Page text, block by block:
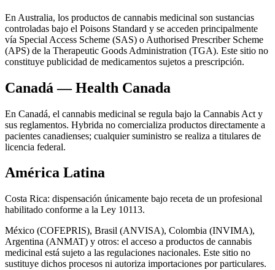
En Australia, los productos de cannabis medicinal son sustancias
controladas bajo el Poisons Standard y se acceden principalmente
vía Special Access Scheme (SAS) o Authorised Prescriber Scheme
(APS) de la Therapeutic Goods Administration (TGA). Este sitio no
constituye publicidad de medicamentos sujetos a prescripción.
Canadá — Health Canada
En Canadá, el cannabis medicinal se regula bajo la Cannabis Act y
sus reglamentos. Hybrida no comercializa productos directamente a
pacientes canadienses; cualquier suministro se realiza a titulares de
licencia federal.
América Latina
Costa Rica: dispensación únicamente bajo receta de un profesional
habilitado conforme a la Ley 10113.
México (COFEPRIS), Brasil (ANVISA), Colombia (INVIMA),
Argentina (ANMAT) y otros: el acceso a productos de cannabis
medicinal está sujeto a las regulaciones nacionales. Este sitio no
sustituye dichos procesos ni autoriza importaciones por particulares.